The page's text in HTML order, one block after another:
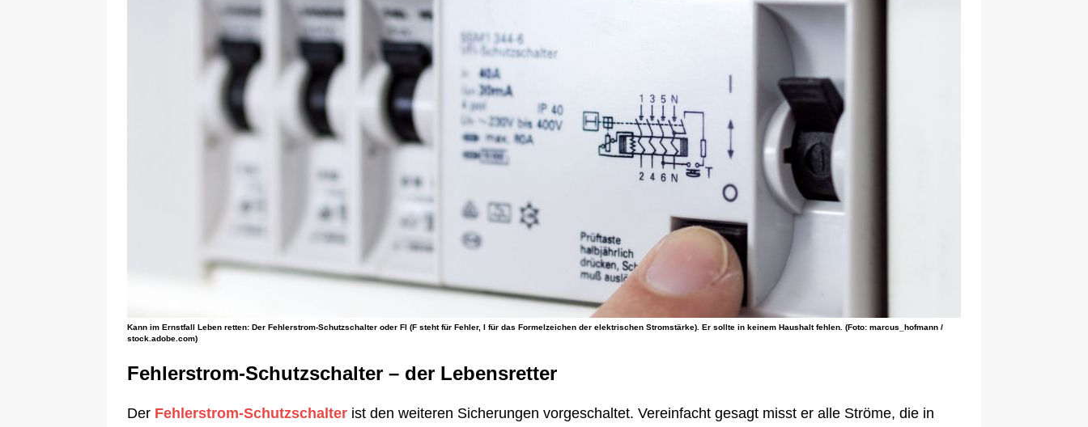
Kann im Ernstfall Leben retten: Der Fehlerstrom-Schutzschalter oder FI (F steht für Fehler, I für das Formelzeichen der elektrischen Stromstärke). Er sollte in keinem Haushalt fehlen. (Foto: marcus_hofmann /
stock.adobe.com)
Fehlerstrom-Schutzschalter – der Lebensretter
Der Fehlerstrom-Schutzschalter ist den weiteren Sicherungen vorgeschaltet. Vereinfacht gesagt misst er alle Ströme, die in